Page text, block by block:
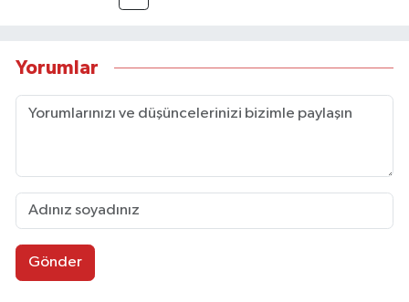
Yorumlar
Gönder